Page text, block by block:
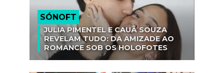
SÓNOFT
JULIA PIMENTEL E CAUÃ SOUZA
REVELAM TUDO: DA AMIZADE AO
ROMANCE SOB OS HOLOFOTES